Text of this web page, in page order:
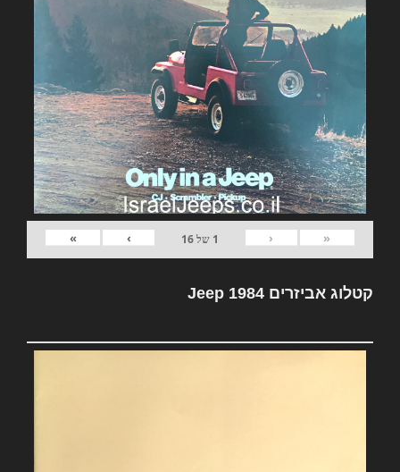
«
‹
1 של16
›
»
קטלוג אביזרים Jeep 1984